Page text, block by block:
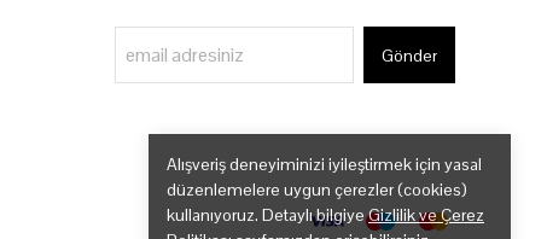
Alışveriş deneyiminizi iyileştirmek için yasal
düzenlemelere uygun çerezler (cookies)
kullanıyoruz. Detaylı bilgiyeGizlilik ve Çerez
Gönder